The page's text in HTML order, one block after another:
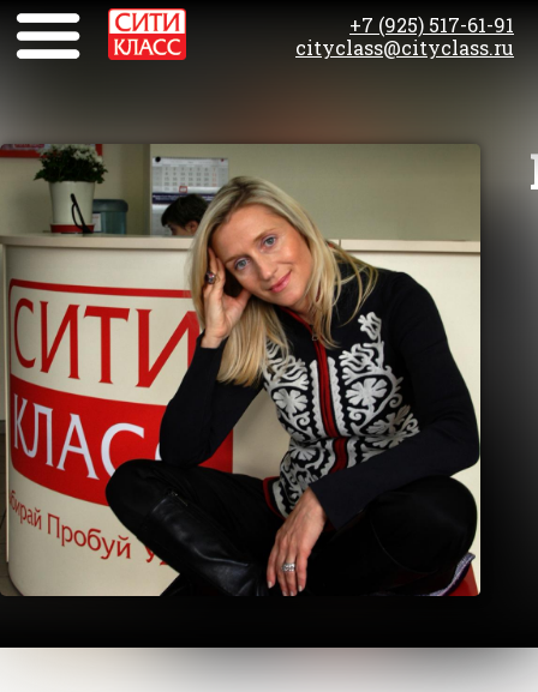
+7 (925) 517-61-91
cityclass@cityclass.ru